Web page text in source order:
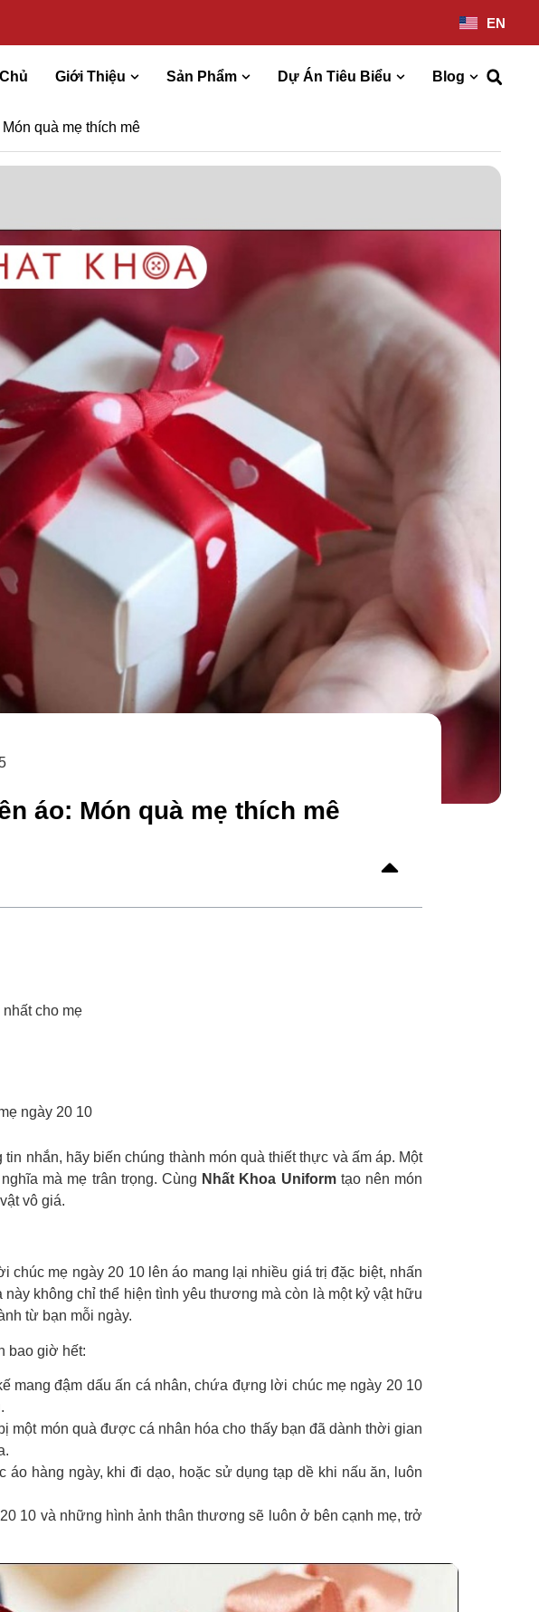
EN
Giới Thiệu Sản Phẩm Dự Án Tiêu Biểu Blog
quà mẹ thích mê
áo: Món quà mẹ thích mê
cho mẹ
ngày 20 10
nhắn, hãy biến chúng thành món quà thiết thực và ấm áp. Một
mà mẹ trân trọng. Cùng Nhất Khoa Uniformtạo nên món
vô giá.
mẹ ngày 20 10 lên áo mang lại nhiều giá trị đặc biệt, nhấn
không chỉ thể hiện tình yêu thương mà còn là một kỷ vật hữu
từ bạn mỗi ngày.
bao giờ hết:
mang đậm dấu ấn cá nhân, chứa đựng lời chúc mẹ ngày 20 10
một món quà được cá nhân hóa cho thấy bạn đã dành thời gian
áo hàng ngày, khi đi dạo, hoặc sử dụng tạp dề khi nấu ăn, luôn
10 và những hình ảnh thân thương sẽ luôn ở bên cạnh mẹ, trở